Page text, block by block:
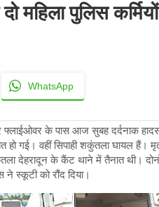
पुलिस कर्मियों
WhatsApp
के पास आज सुबह दर्दनाक
हो गई। वहीं सिपाही शकुंतला घायल
देहरादून के कैंट थाने में तैनात थी। दोनों
स्कूटी को रौंद दिया।